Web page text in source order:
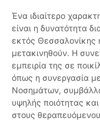
Ένα ιδιαίτερο
είναι η δυνατότητα
εκτός Θεσσαλονίκης
μετακινηθούν. Η
εμπειρία της σε
όπως η συνεργασία
Νοσημάτων,
υψηλής ποιότητας
στους